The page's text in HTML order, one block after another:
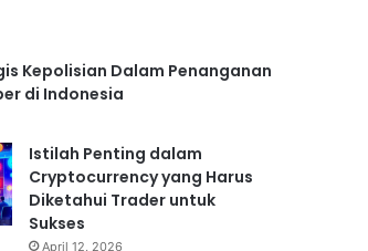
Kepolisian Dalam Penanganan
di Indonesia
Istilah Penting dalam
Cryptocurrency yang Harus
Diketahui Trader untuk
Sukses
April 12, 2026